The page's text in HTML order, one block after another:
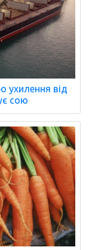
ухилення від
сою